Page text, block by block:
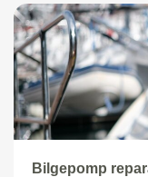
Bilgepomp